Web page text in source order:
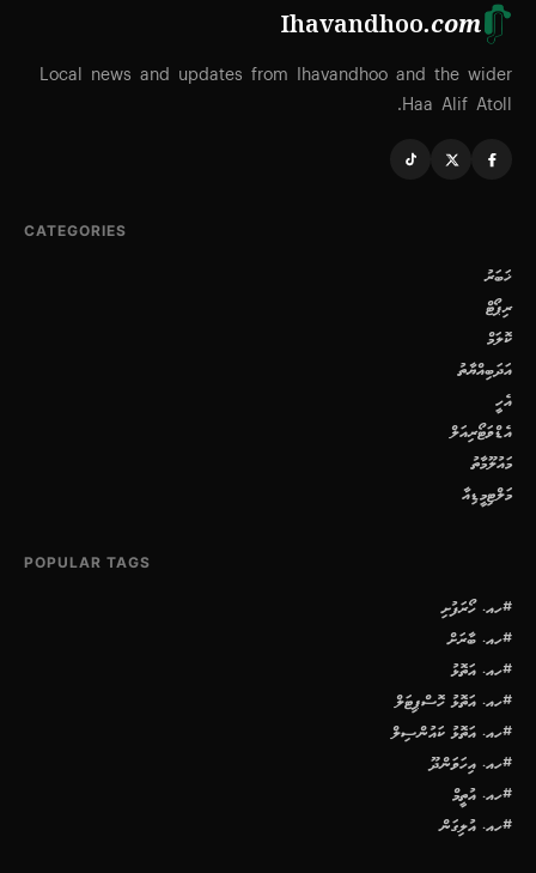
Ihavandhoo.com
Local news and updates from Ihavandhoo and the wider
Haa Alif Atoll.
CATEGORIES
ޚަބަރު
ރިޕޯޓް
ކޮލަމް
އަދަބިއްޔާތު
އެހީ
އެޑްވަޓޯރިއަލް
މައުލޫމާތު
މަލްޓިމީޑިއާ
POPULAR TAGS
#ހއ. ހޯރަފުށި
#ހއ. ބާރަށް
#ހއ. އަތޮޅު
#ހއ. އަތޮޅު ހޮސްޕިޓަލް
#ހއ. އަތޮޅު ކައުންސިލް
#ހއ. އިހަވަންދޫ
#ހއ. އުތީމް
#ހއ. އުލިގަން